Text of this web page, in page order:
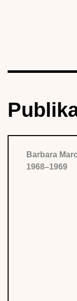
Barbara
1968–1969